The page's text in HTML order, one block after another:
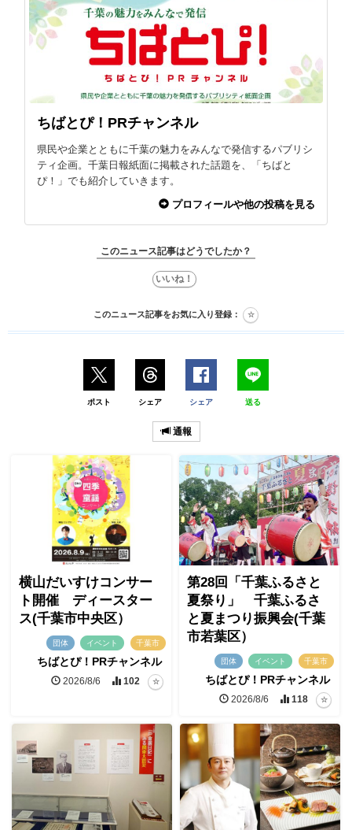
ちばとぴ！PRチャンネル
県民や企業とともに千葉の魅力をみんなで発信するパブリシ
ティ企画。千葉日報紙面に掲載された話題を、「ちばと
ぴ！」でも紹介していきます。
プロフィールや他の投稿を見る
このニュース記事はどうでしたか？
このニュース記事をお気に入り登録：
ポスト シェア シェア 送る
通報
横山だいすけコンサー
ト開催 ディースター
ス(千葉市中央区）
団体 イベント 千葉市
ちばとぴ！PRチャンネル
2026/8/6 102
第28回「千葉ふるさと
夏祭り」 千葉ふるさ
と夏まつり振興会(千葉
市若葉区）
団体 イベント 千葉市
ちばとぴ！PRチャンネル
2026/8/6 118